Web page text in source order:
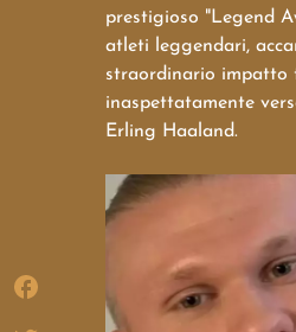
prestigioso "Legend
atleti leggendari,
straordinario impatto
inaspettatamente
Erling Haaland.